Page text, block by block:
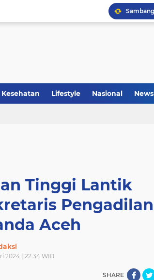
Kesehatan Lifestyle Nasional News
Tinggi Lantik
Pengadilan
Aceh
2024 | 22.34 WIB
SHARE